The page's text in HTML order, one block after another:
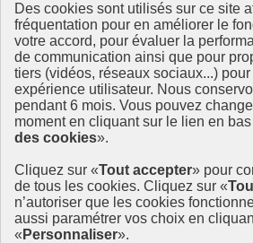
Des cookies sont utilisés sur ce site
fréquentation pour en améliorer le
votre accord, pour évaluer la
de communication ainsi que pour
tiers (vidéos, réseaux sociaux...)
expérience utilisateur. Nous
pendant 6 mois. Vous pouvez
moment en cliquant sur le lien en
des cookies».
Cliquez sur «Tout accepter» pour
de tous les cookies. Cliquez sur «
n’autoriser que les cookies
aussi paramétrer vos choix en
« Personnaliser».
Étincelles, une campagne
promouvoir le sport au féminin
Cette année, la France est fière d’accueillir
occasion, ONU Femmes France souhaite
enjeux liés au genre dans le monde du
inclusif et égalitaire.
27 juin 2024 - En France